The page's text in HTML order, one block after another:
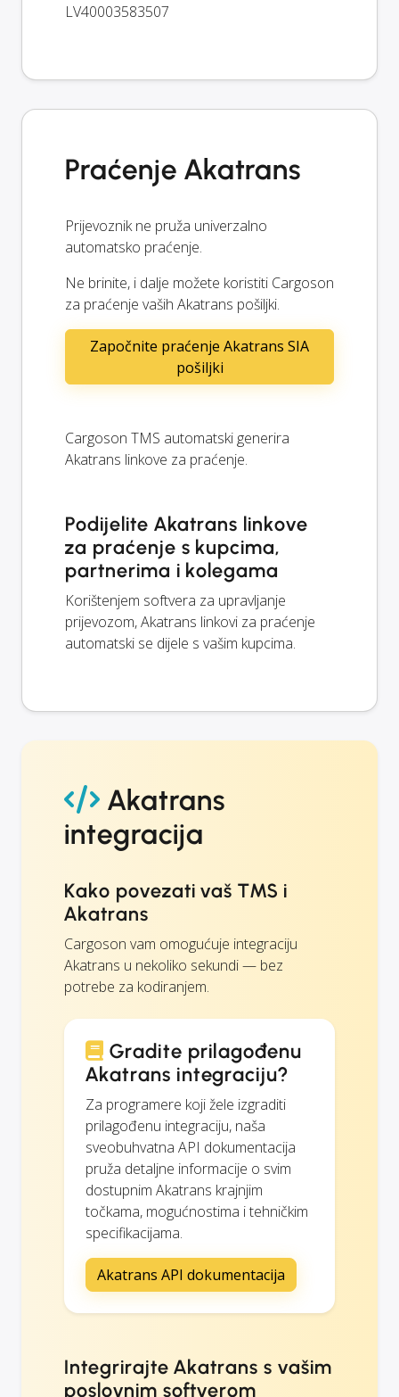
LV40003583507
Praćenje Akatrans
Prijevoznik ne pruža univerzalno
automatsko praćenje.
Ne brinite, i dalje možete koristiti Cargoson
za praćenje vaših Akatrans pošiljki.
Započnite praćenje Akatrans SIA
pošiljki
Cargoson TMS automatski generira
Akatrans linkove za praćenje.
Podijelite Akatrans linkove
za praćenje s kupcima,
partnerima i kolegama
Korištenjem softvera za upravljanje
prijevozom, Akatrans linkovi za praćenje
automatski se dijele s vašim kupcima.
Akatrans
integracija
Kako povezati vaš TMS i
Akatrans
Cargoson vam omogućuje integraciju
Akatrans u nekoliko sekundi — bez
potrebe za kodiranjem.
Gradite prilagođenu
Akatrans integraciju?
Za programere koji žele izgraditi
prilagođenu integraciju, naša
sveobuhvatna API dokumentacija
pruža detaljne informacije o svim
dostupnim Akatrans krajnjim
točkama, mogućnostima i tehničkim
specifikacijama.
Akatrans API dokumentacija
Integrirajte Akatrans s vašim
poslovnim softverom